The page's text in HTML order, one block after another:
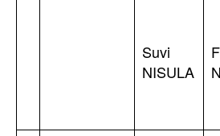
Suvi
NISULA
N